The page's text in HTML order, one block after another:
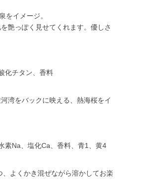
をイメージ。
艶っぽく見せてくれます。優しさ
化チタン、香料
湾をバックに映える、熱海桜をイ
素Na、塩化Ca、香料、青1、黄4
よくかき混ぜながら溶かしてお楽